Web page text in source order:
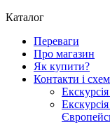
Каталог
Переваги
Про магазин
Як купити?
Контакти і